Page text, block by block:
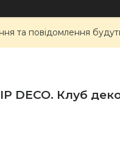
та повідомлення
DECO. Клуб